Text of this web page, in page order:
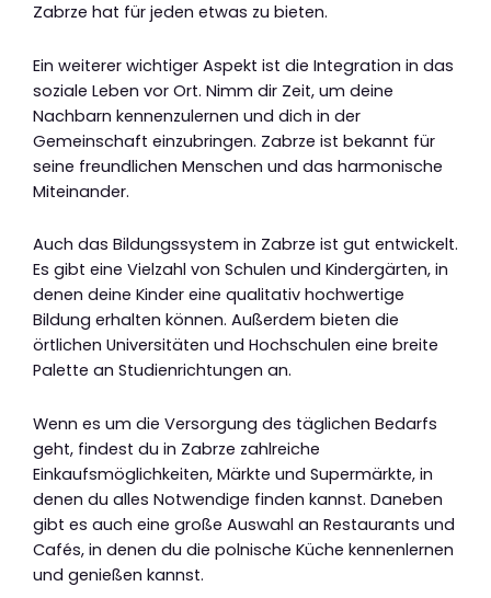
Zabrze hat für jeden etwas zu bieten.
Ein weiterer wichtiger Aspekt ist die Integration in das
soziale Leben vor Ort. Nimm dir Zeit, um deine
Nachbarn kennenzulernen und dich in der
Gemeinschaft einzubringen. Zabrze ist bekannt für
seine freundlichen Menschen und das harmonische
Miteinander.
Auch das Bildungssystem in Zabrze ist gut entwickelt.
Es gibt eine Vielzahl von Schulen und Kindergärten, in
denen deine Kinder eine qualitativ hochwertige
Bildung erhalten können. Außerdem bieten die
örtlichen Universitäten und Hochschulen eine breite
Palette an Studienrichtungen an.
Wenn es um die Versorgung des täglichen Bedarfs
geht, findest du in Zabrze zahlreiche
Einkaufsmöglichkeiten, Märkte und Supermärkte, in
denen du alles Notwendige finden kannst. Daneben
gibt es auch eine große Auswahl an Restaurants und
Cafés, in denen du die polnische Küche kennenlernen
und genießen kannst.